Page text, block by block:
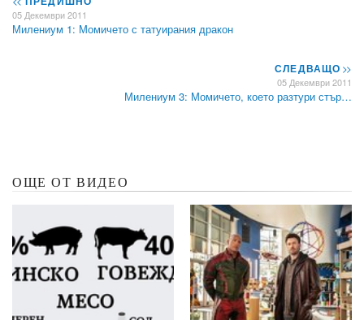
05 Декември 2011
Милениум 1: Момичето с татуирания дракон
СЛЕДВАЩО>>
05 Декември 2011
Милениум 3: Момичето, което разтури стър…
ОЩЕ ОТ ВИДЕО